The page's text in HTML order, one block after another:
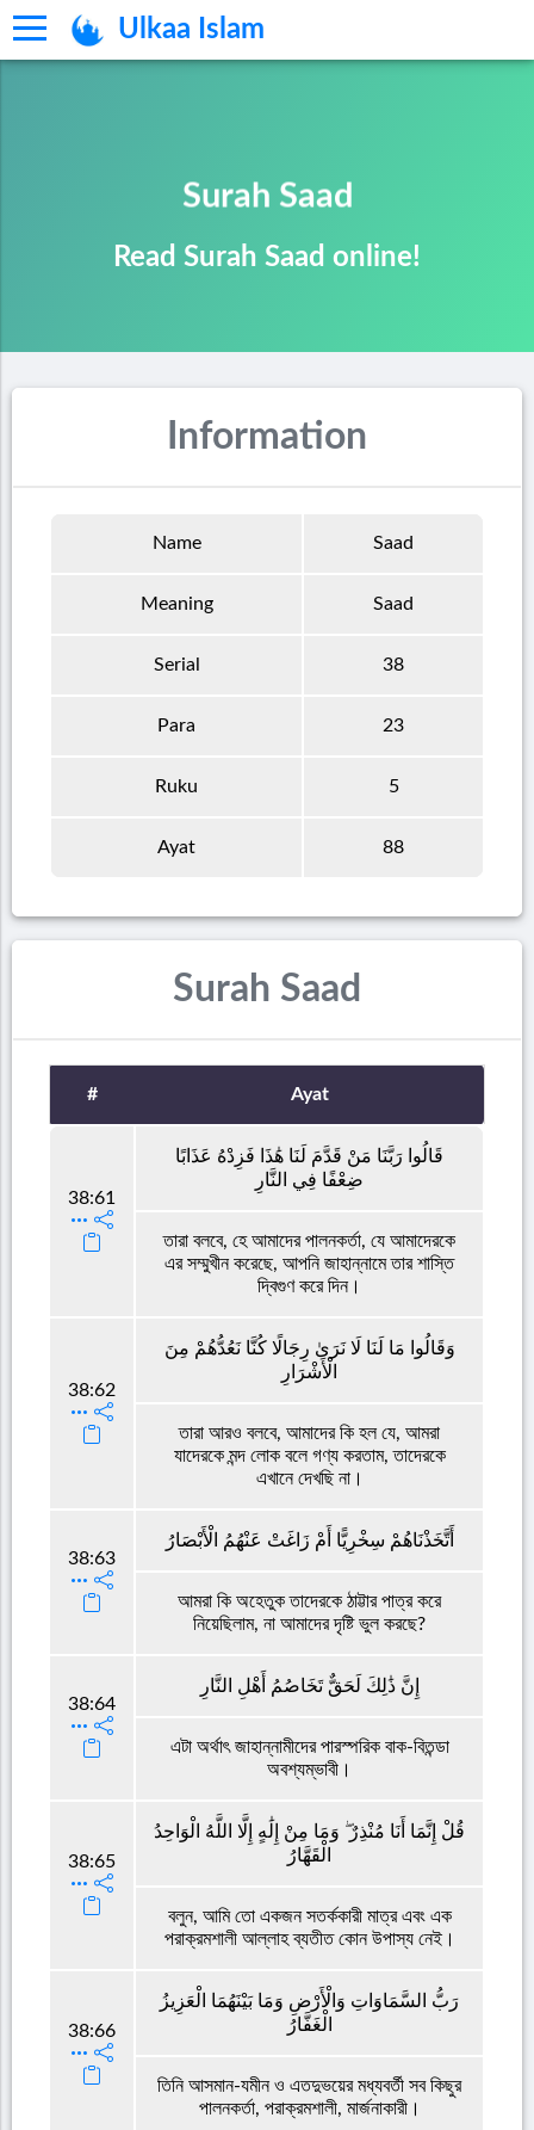
Ulkaa Islam
Surah Saad
Read Surah Saad online!
Information
Name Saad
Meaning Saad
Serial 38
Para 23
Ruku 5
Ayat 88
Surah Saad
# Ayat
38:61
قَالُوا رَبَّنَا مَنْ قَدَّمَ لَنَا هَٰذَا فَزِدْهُ عَذَابًا
ضِعْفًا فِي النَّارِ
তারা বলবে, হে আমাদের পালনকর্তা, যে আমাদেরকে
এর সম্মুখীন করেছে, আপনি জাহান্নামে তার শাস্তি
দ্বিগুণ করে দিন।
38:62
وَقَالُوا مَا لَنَا لَا نَرَىٰ رِجَالًا كُنَّا نَعُدُّهُمْ مِنَ
الْأَشْرَارِ
তারা আরও বলবে, আমাদের কি হল যে, আমরা
যাদেরকে মন্দ লোক বলে গণ্য করতাম, তাদেরকে
এখানে দেখছি না।
38:63
أَتَّخَذْنَاهُمْ سِخْرِيًّا أَمْ زَاغَتْ عَنْهُمُ الْأَبْصَارُ
আমরা কি অহেতুক তাদেরকে ঠাট্টার পাত্র করে
নিয়েছিলাম, না আমাদের দৃষ্টি ভুল করছে?
38:64
إِنَّ ذَٰلِكَ لَحَقٌّ تَخَاصُمُ أَهْلِ النَّارِ
এটা অর্থাৎ জাহান্নামীদের পারস্পরিক বাক-বিতন্ডা
অবশ্যম্ভাবী।
38:65
قُلْ إِنَّمَا أَنَا مُنْذِرٌ ۖ وَمَا مِنْ إِلَٰهٍ إِلَّا اللَّهُ الْوَاحِدُ
الْقَهَّارُ
বলুন, আমি তো একজন সতর্ককারী মাত্র এবং এক
পরাক্রমশালী আল্লাহ ব্যতীত কোন উপাস্য নেই।
38:66
رَبُّ السَّمَاوَاتِ وَالْأَرْضِ وَمَا بَيْنَهُمَا الْعَزِيزُ
الْغَفَّارُ
তিনি আসমান-যমীন ও এতদুভয়ের মধ্যবর্তী সব কিছুর
পালনকর্তা, পরাক্রমশালী, মার্জনাকারী।